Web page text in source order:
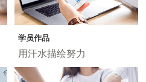
学员作品
用汗水描绘努力